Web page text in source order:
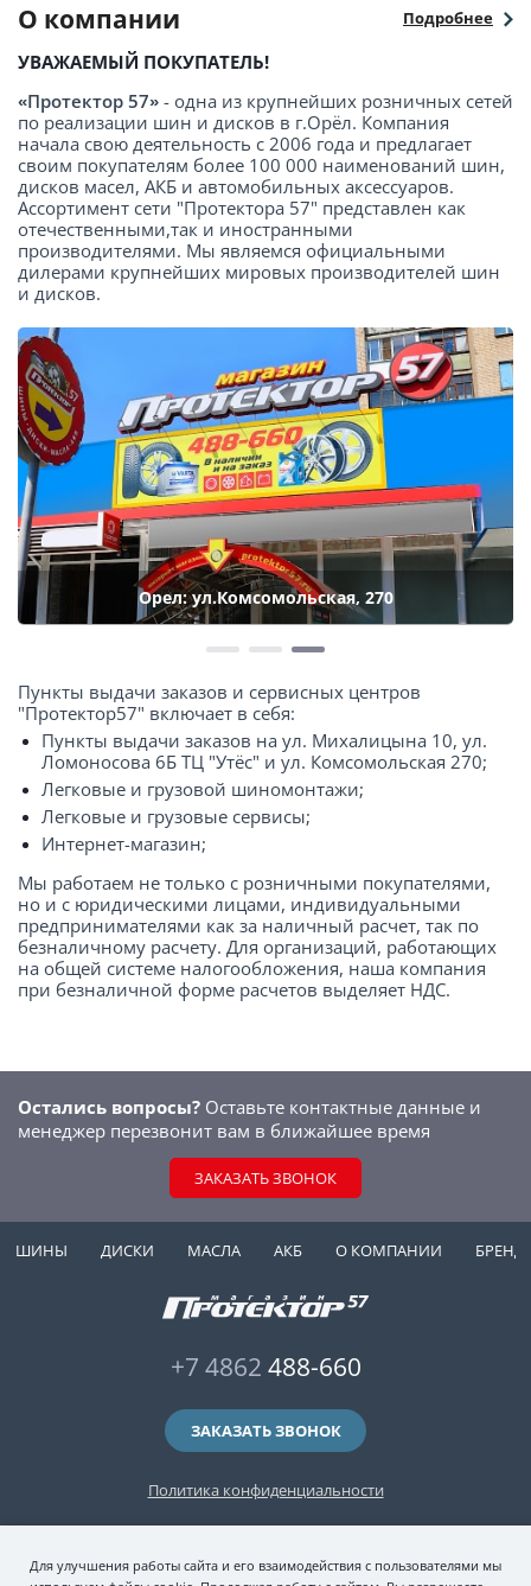
О компании Подробнее
Орел: ул.Комсомольская, 270
УВАЖАЕМЫЙ ПОКУПАТЕЛЬ!
«Протектор 57» - одна из крупнейших розничных сетей
по реализации шин и дисков в г.Орёл. Компания
начала свою деятельность с 2006 года и предлагает
своим покупателям более 100 000 наименований шин,
дисков масел, АКБ и автомобильных аксессуаров.
Ассортимент сети "Протектора 57" представлен как
отечественными,так и иностранными
производителями. Мы являемся официальными
дилерами крупнейших мировых производителей шин
и дисков.
Пункты выдачи заказов и сервисных центров
"Протектор57" включает в себя:
Пункты выдачи заказов на ул. Михалицына 10, ул.
Ломоносова 6Б ТЦ "Утёс" и ул. Комсомольская 270;
Легковые и грузовой шиномонтажи;
Легковые и грузовые сервисы;
Интернет-магазин;
Мы работаем не только с розничными покупателями,
но и с юридическими лицами, индивидуальными
предпринимателями как за наличный расчет, так по
безналичному расчету. Для организаций, работающих
на общей системе налогообложения, наша компания
при безналичной форме расчетов выделяет НДС.
Остались вопросы? Оставьте контактные данные и
менеджер перезвонит вам в ближайшее время
ЗАКАЗАТЬ ЗВОНОК
ШИНЫ ДИСКИ МАСЛА АКБ О КОМПАНИИ
Политика конфиденциальности
+7 4862 488-660
ЗАКАЗАТЬ ЗВОНОК
2006-2026 © интернет-магазин "Протектор 57" — автомобильные шины
(зимние и летние шины), колесные диски, шиномонтаж и хранение шин.
Для улучшения работы сайта и его взаимодействия с пользователями мы